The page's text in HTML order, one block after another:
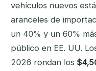
vehículos nuevos
aranceles de
un 40% y un 60%
público en EE. UU.
2026 rondan los